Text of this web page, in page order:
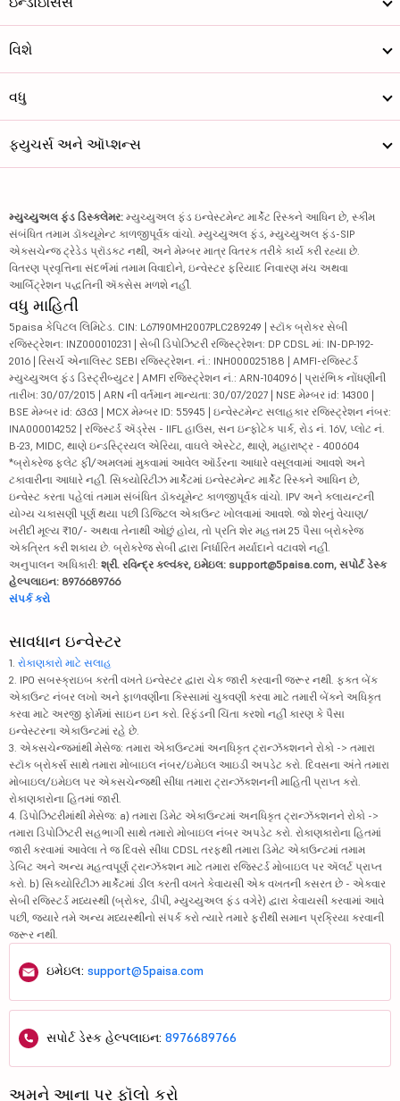
વિશે
વધુ
ફ્યુચર્સ અને ઑપ્શન્સ
મ્યુચ્યુઅલ ફંડ ડિસ્ક્લેમર: મ્યુચ્યુઅલ ફંડ ઇન્વેસ્ટમેન્ટ માર્કેટ રિસ્કને આધિન છે, સ્કીમ
સંબંધિત તમામ ડૉક્યૂમેન્ટ કાળજીપૂર્વક વાંચો. મ્યુચ્યુઅલ ફંડ, મ્યુચ્યુઅલ ફંડ-SIP
એક્સચેન્જ ટ્રેડેડ પ્રૉડક્ટ નથી, અને મેમ્બર માત્ર વિતરક તરીકે કાર્ય કરી રહ્યા છે.
વિતરણ પ્રવૃત્તિના સંદર્ભમાં તમામ વિવાદોને, ઇન્વેસ્ટર ફરિયાદ નિવારણ મંચ અથવા
આર્બિટ્રેશન પદ્ધતિની ઍક્સેસ મળશે નહીં.
વધુ માહિતી
5paisa કેપિટલ લિમિટેડ. CIN: L67190MH2007PLC289249 | સ્ટૉક બ્રોકર સેબી
રજિસ્ટ્રેશન: INZ000010231 | સેબી ડિપોઝિટરી રજિસ્ટ્રેશન: DP CDSL માં: IN-DP-192-
2016 | રિસર્ચ એનાલિસ્ટ SEBI રજિસ્ટ્રેશન. નં.: INH000025188 | AMFI-રજિસ્ટર્ડ
મ્યુચ્યુઅલ ફંડ ડિસ્ટ્રીબ્યુટર | AMFI રજિસ્ટ્રેશન નં.: ARN-104096 | પ્રારંભિક નોંધણીની
તારીખ: 30/07/2015 | ARN ની વર્તમાન માન્યતા: 30/07/2027 | NSE મેમ્બર id: 14300 |
BSE મેમ્બર id: 6363 | MCX મેમ્બર ID: 55945 | ઇન્વેસ્ટમેન્ટ સલાહકાર રજિસ્ટ્રેશન નંબર:
INA000014252 | રજિસ્ટર્ડ ઍડ્રેસ - IIFL હાઉસ, સન ઇન્ફોટેક પાર્ક, રોડ નં. 16V, પ્લોટ નં.
B-23, MIDC, થાણે ઇન્ડસ્ટ્રિયલ એરિયા, વાઘલે એસ્ટેટ, થાણે, મહારાષ્ટ્ર - 400604
*બ્રોકરેજ ફ્લેટ ફી/અમલમાં મુકવામાં આવેલ ઑર્ડરના આધારે વસૂલવામાં આવશે અને
ટકાવારીના આધારે નહીં. સિક્યોરિટીઝ માર્કેટમાં ઇન્વેસ્ટમેન્ટ માર્કેટ રિસ્કને આધિન છે,
ઇન્વેસ્ટ કરતા પહેલાં તમામ સંબંધિત ડૉક્યૂમેન્ટ કાળજીપૂર્વક વાંચો. IPV અને ક્લાયન્ટની
યોગ્ય ચકાસણી પૂર્ણ થયા પછી ડિજિટલ એકાઉન્ટ ખોલવામાં આવશે. જો શેરનું વેચાણ/
ખરીદી મૂલ્ય ₹10/- અથવા તેનાથી ઓછું હોય, તો પ્રતિ શેર મહત્તમ 25 પૈસા બ્રોકરેજ
એકત્રિત કરી શકાય છે. બ્રોકરેજ સેબી દ્વારા નિર્ધારિત મર્યાદાને વટાવશે નહીં.
અનુપાલન અધિકારી: શ્રી. રવિન્દ્ર કલ્વંકર, ઇમેઇલ: support@5paisa.com, સપોર્ટ ડેસ્ક
હેલ્પલાઇન: 8976689766
સંપર્ક કરો
સાવધાન ઇન્વેસ્ટર
1. રોકાણકારો માટે સલાહ
2. IPO સબસ્ક્રાઇબ કરતી વખતે ઇન્વેસ્ટર દ્વારા ચેક જારી કરવાની જરૂર નથી. ફક્ત બેંક
એકાઉન્ટ નંબર લખો અને ફાળવણીના કિસ્સામાં ચુકવણી કરવા માટે તમારી બેંકને અધિકૃત
કરવા માટે અરજી ફોર્મમાં સાઇન ઇન કરો. રિફંડની ચિંતા કરશો નહીં કારણ કે પૈસા
ઇન્વેસ્ટરના એકાઉન્ટમાં રહે છે.
3. એક્સચેન્જમાંથી મેસેજ: તમારા એકાઉન્ટમાં અનધિકૃત ટ્રાન્ઝૅક્શનને રોકો -> તમારા
સ્ટૉક બ્રોકર્સ સાથે તમારા મોબાઇલ નંબર/ઇમેઇલ આઇડી અપડેટ કરો. દિવસના અંતે તમારા
મોબાઇલ/ઇમેઇલ પર એક્સચેન્જથી સીધા તમારા ટ્રાન્ઝૅક્શનની માહિતી પ્રાપ્ત કરો.
રોકાણકારોના હિતમાં જારી.
4. ડિપોઝિટરીમાંથી મેસેજ: a) તમારા ડિમેટ એકાઉન્ટમાં અનધિકૃત ટ્રાન્ઝૅક્શનને રોકો ->
તમારા ડિપોઝિટરી સહભાગી સાથે તમારો મોબાઇલ નંબર અપડેટ કરો. રોકાણકારોના હિતમાં
જારી કરવામાં આવેલા તે જ દિવસે સીધા CDSL તરફથી તમારા ડિમેટ એકાઉન્ટમાં તમામ
ડેબિટ અને અન્ય મહત્વપૂર્ણ ટ્રાન્ઝૅક્શન માટે તમારા રજિસ્ટર્ડ મોબાઇલ પર ઍલર્ટ પ્રાપ્ત
કરો. b) સિક્યોરિટીઝ માર્કેટમાં ડીલ કરતી વખતે કેવાયસી એક વખતની કસરત છે - એકવાર
સેબી રજિસ્ટર્ડ મધ્યસ્થી (બ્રોકર, ડીપી, મ્યુચ્યુઅલ ફંડ વગેરે) દ્વારા કેવાયસી કરવામાં આવે
પછી, જ્યારે તમે અન્ય મધ્યસ્થીનો સંપર્ક કરો ત્યારે તમારે ફરીથી સમાન પ્રક્રિયા કરવાની
જરૂર નથી.
ઇમેઇલ: support@5paisa.com
સપોર્ટ ડેસ્ક હેલ્પલાઇન: 8976689766
અમને આના પર ફૉલો કરો